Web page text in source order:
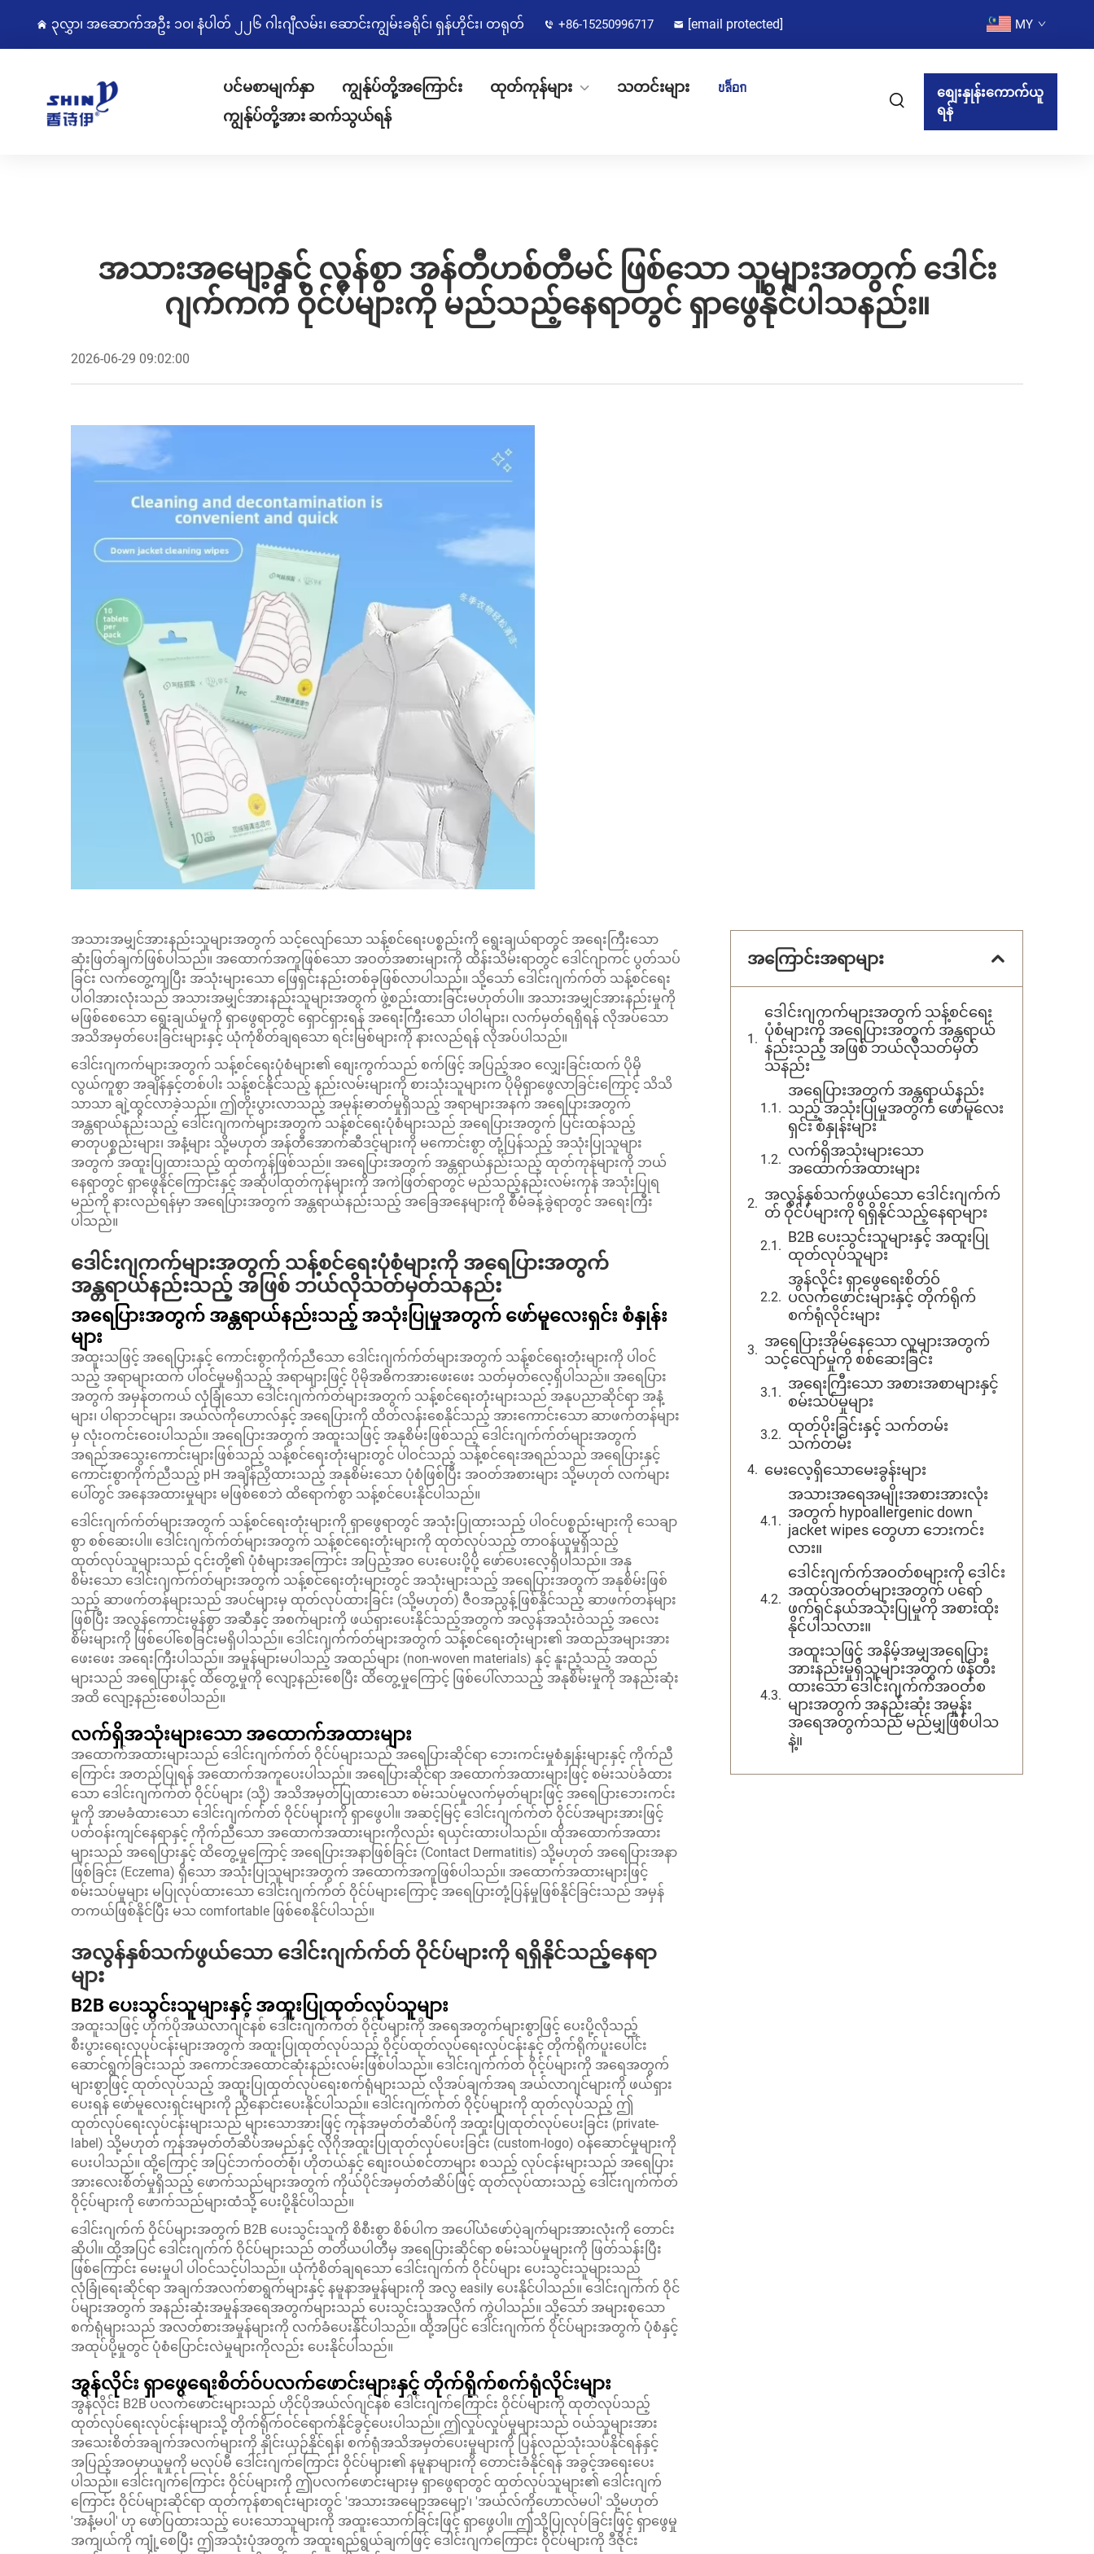
၃လွှာ၊ အဆောက်အဦး ၁၀၊ နံပါတ် ၂၂၆ ဂါးဂျီလမ်း၊ ဆောင်းကျွမ်းခရိုင်၊ ရှန်ဟိုင်း၊ တရုတ် +86-15250996717 [email protected] MY
ပင်မစာမျက်နှာ ကျွန်ုပ်တို့အကြောင်း ထုတ်ကုန်များ သတင်းများ
บล็อก
ကျွန်ုပ်တို့အား ဆက်သွယ်ရန်
စျေးနှုန်းကောက်ယူ
ရန်
အသားအမျော့နှင့် လွန်စွာ အန်တီဟစ်တီမင် ဖြစ်သော သူများအတွက် ဒေါင်း
ဂျက်ကက် ဝိုင်ပ်များကို မည်သည့်နေရာတွင် ရှာဖွေနိုင်ပါသနည်း။
2026-06-29 09:02:00
အသားအမျှင်အားနည်းသူများအတွက် သင့်လျော်သော သန့်စင်ရေးပစ္စည်းကို ရွေးချယ်ရာတွင် အရေးကြီးသော
ဆုံးဖြတ်ချက်ဖြစ်ပါသည်။ အထောက်အကူဖြစ်သော အဝတ်အစားများကို ထိန်းသိမ်းရာတွင် ဒေါင်ဂျာကင် ပွတ်သပ်
ခြင်း လက်တွေ့ကျပြီး အသုံးများသော ဖြေရှင်းနည်းတစ်ခုဖြစ်လာပါသည်။ သို့သော် ဒေါင်းဂျက်က်တ် သန့်စင်ရေး
ပါဝါအားလုံးသည် အသားအမျှင်အားနည်းသူများအတွက် ဖွဲ့စည်းထားခြင်းမဟုတ်ပါ။ အသားအမျှင်အားနည်းမှုကို
မဖြစ်စေသော ရွေးချယ်မှုကို ရှာဖွေရာတွင် ရှောင်ရှားရန် အရေးကြီးသော ပါဝါများ၊ လက်မှတ်ရရှိရန် လိုအပ်သော
အသိအမှတ်ပေးခြင်းများနှင့် ယုံကုံစိတ်ချရသော ရင်းမြစ်များကို နားလည်ရန် လိုအပ်ပါသည်။
ဒေါင်းဂျကက်များအတွက် သန့်စင်ရေးပုံစံများ၏ စျေးကွက်သည် စက်ဖြင့် အပြည့်အဝ လျှေးခြင်းထက် ပိုမို
လွယ်ကူစွာ အချိန်နှင့်တစ်ပါး သန့်စင်နိုင်သည့် နည်းလမ်းများကို စားသုံးသူများက ပိုမိုရှာဖွေလာခြင်းကြောင့် သိသိ
သာသာ ချဲ့ထွင်လာခဲ့သည်။ ဤတိုးပွားလာသည့် အမုန်းဓာတ်မှုရှိသည့် အရာများအနက် အရေပြားအတွက်
အန္တရာယ်နည်းသည့် ဒေါင်းဂျကက်များအတွက် သန့်စင်ရေးပုံစံများသည် အရေပြားအတွက် ပြင်းထန်သည့်
ဓာတုပစ္စည်းများ၊ အနံ့များ သို့မဟုတ် အန်တီအောက်ဆီဒင့်များကို မကောင်းစွာ တုံ့ပြန်သည့် အသုံးပြုသူများ
အတွက် အထူးပြုထားသည့် ထုတ်ကုန်ဖြစ်သည်။ အရေပြားအတွက် အန္တရာယ်နည်းသည့် ထုတ်ကုန်များကို ဘယ်
နေရာတွင် ရှာဖွေနိုင်ကြောင်းနှင့် အဆိုပါထုတ်ကုန်များကို အကဲဖြတ်ရာတွင် မည်သည့်နည်းလမ်းကုန် အသုံးပြုရ
မည်ကို နားလည်ရန်မှာ အရေပြားအတွက် အန္တရာယ်နည်းသည့် အခြေအနေများကို စီမံခန့်ခွဲရာတွင် အရေးကြီး
ပါသည်။
ဒေါင်းဂျကက်များအတွက် သန့်စင်ရေးပုံစံများကို အရေပြားအတွက်
အန္တရာယ်နည်းသည့် အဖြစ် ဘယ်လိုသတ်မှတ်သနည်း
အရေပြားအတွက် အန္တရာယ်နည်းသည့် အသုံးပြုမှုအတွက် ဖော်မူလေးရှင်း စံနှုန်း
များ
အထူးသဖြင့် အရေပြားနှင့် ကောင်းစွာကိုက်ညီသော ဒေါင်းဂျက်က်တ်များအတွက် သန့်စင်ရေးတုံးများကို ပါဝင်
သည့် အရာများထက် ပါဝင်မှုမရှိသည့် အရာများဖြင့် ပိုမိုအဓိကအားဖေးဖေး သတ်မှတ်လေ့ရှိပါသည်။ အရေပြား
အတွက် အမှန်တကယ် လုံခြုံသော ဒေါင်းဂျက်က်တ်များအတွက် သန့်စင်ရေးတုံးများသည် အနုပညာဆိုင်ရာ အနံ့
များ၊ ပါရာဘင်များ၊ အယ်လ်ကိုဟောလ်နှင့် အရေပြားကို ထိတ်လန်းစေနိုင်သည့် အားကောင်းသော ဆာဖက်တန်များ
မှ လုံးဝကင်းဝေးပါသည်။ အရေပြားအတွက် အထူးသဖြင့် အနုစိမ်းဖြစ်သည့် ဒေါင်းဂျက်က်တ်များအတွက်
အရည်အသွေးကောင်းများဖြစ်သည့် သန့်စင်ရေးတုံးများတွင် ပါဝင်သည့် သန့်စင်ရေးအရည်သည် အရေပြားနှင့်
ကောင်းစွာကိုက်ညီသည့် pH အချိန်ညှိထားသည့် အနုစိမ်းသော ပုံစံဖြစ်ပြီး အဝတ်အစားများ သို့မဟုတ် လက်များ
ပေါ်တွင် အနေအထားမှုများ မဖြစ်စေဘဲ ထိရောက်စွာ သန့်စင်ပေးနိုင်ပါသည်။
ဒေါင်းဂျက်က်တ်များအတွက် သန့်စင်ရေးတုံးများကို ရှာဖွေရာတွင် အသုံးပြုထားသည့် ပါဝင်ပစ္စည်းများကို သေချာ
စွာ စစ်ဆေးပါ။ ဒေါင်းဂျက်က်တ်များအတွက် သန့်စင်ရေးတုံးများကို ထုတ်လုပ်သည့် တာဝန်ယူမှုရှိသည့်
ထုတ်လုပ်သူများသည် ၎င်းတို့၏ ပုံစံများအကြောင်း အပြည့်အဝ ပေးပေးပို့ပို့ ဖော်ပေးလေ့ရှိပါသည်။ အနု
စိမ်းသော ဒေါင်းဂျက်က်တ်များအတွက် သန့်စင်ရေးတုံးများတွင် အသုံးများသည့် အရေပြားအတွက် အနုစိမ်းဖြစ်
သည့် ဆာဖက်တန်များသည် အပင်များမှ ထုတ်လုပ်ထားခြင်း (သို့မဟုတ်) ဇီဝအညွန့်ဖြစ်နိုင်သည့် ဆာဖက်တန်များ
ဖြစ်ပြီး အလွန်ကောင်းမွန်စွာ အဆီနှင့် အစက်များကို ဖယ်ရှားပေးနိုင်သည့်အတွက် အလွန်အသုံးဝဲသည့် အလေး
စိမ်းများကို ဖြစ်ပေါ်စေခြင်းမရှိပါသည်။ ဒေါင်းဂျက်က်တ်များအတွက် သန့်စင်ရေးတုံးများ၏ အထည်အများအား
ဖေးဖေး အရေးကြီးပါသည်။ အမှုန်များမပါသည့် အထည်များ (non-woven materials) နှင့် နူးညံ့သည့် အထည်
များသည် အရေပြားနှင့် ထိတွေ့မှုကို လျော့နည်းစေပြီး ထိတွေ့မှုကြောင့် ဖြစ်ပေါ်လာသည့် အနုစိမ်းမှုကို အနည်းဆုံး
အထိ လျော့နည်းစေပါသည်။
လက်ရှိအသုံးများသော အထောက်အထားများ
အထောက်အထားများသည် ဒေါင်းဂျက်က်တ် ဝိုင်ပ်များသည် အရေပြားဆိုင်ရာ ဘေးကင်းမှုစံနှုန်းများနှင့် ကိုက်ညီ
ကြောင်း အတည်ပြုရန် အထောက်အကူပေးပါသည်။ အရေပြားဆိုင်ရာ အထောက်အထားများဖြင့် စမ်းသပ်ခံထား
သော ဒေါင်းဂျက်က်တ် ဝိုင်ပ်များ (သို့) အသိအမှတ်ပြုထားသော စမ်းသပ်မှုလက်မှတ်များဖြင့် အရေပြားဘေးကင်း
မှုကို အာမခံထားသော ဒေါင်းဂျက်က်တ် ဝိုင်ပ်များကို ရှာဖွေပါ။ အဆင့်မြင့် ဒေါင်းဂျက်က်တ် ဝိုင်ပ်အများအားဖြင့်
ပတ်ဝန်းကျင်နေရာနှင့် ကိုက်ညီသော အထောက်အထားများကိုလည်း ရယှင်းထားပါသည်။ ထိုအထောက်အထား
များသည် အရေပြားနှင့် ထိတွေ့မှုကြောင့် အရေပြားအနာဖြစ်ခြင်း (Contact Dermatitis) သို့မဟုတ် အရေပြားအနာ
ဖြစ်ခြင်း (Eczema) ရှိသော အသုံးပြုသူများအတွက် အထောက်အကူဖြစ်ပါသည်။ အထောက်အထားများဖြင့်
စမ်းသပ်မှုများ မပြုလုပ်ထားသော ဒေါင်းဂျက်က်တ် ဝိုင်ပ်များကြောင့် အရေပြားတုံ့ပြန်မှုဖြစ်နိုင်ခြင်းသည် အမှန်
တကယ်ဖြစ်နိုင်ပြီး မသ comfortable ဖြစ်စေနိုင်ပါသည်။
အလွန်နှစ်သက်ဖွယ်သော ဒေါင်းဂျက်က်တ် ဝိုင်ပ်များကို ရရှိနိုင်သည့်နေရာ
များ
B2B ပေးသွင်းသူများနှင့် အထူးပြုထုတ်လုပ်သူများ
အထူးသဖြင့် ဟိုက်ပိုအယ်လာဂျင်နစ် ဒေါင်းဂျက်က်တ် ဝိုင့်ပ်များကို အရေအတွက်များစွာဖြင့် ပေးပို့လိုသည့်
စီးပွားရေးလုပုပ်ငန်းများအတွက် အထူးပြုထုတ်လုပ်သည့် ဝိုင့်ပ်ထုတ်လုပ်ရေးလုပ်ငန်းနှင့် တိုက်ရိုက်ပူးပေါင်း
ဆောင်ရွက်ခြင်းသည် အကောင်အထောင်ဆုံးနည်းလမ်းဖြစ်ပါသည်။ ဒေါင်းဂျက်က်တ် ဝိုင့်ပ်များကို အရေအတွက်
များစွာဖြင့် ထုတ်လုပ်သည့် အထူးပြုထုတ်လုပ်ရေးစက်ရုံများသည် လိုအပ်ချက်အရ အယ်လာဂျင်များကို ဖယ်ရှား
ပေးရန် ဖော်မူလေးရှင်းများကို ညှိနောင်းပေးနိုင်ပါသည်။ ဒေါင်းဂျက်က်တ် ဝိုင့်ပ်များကို ထုတ်လုပ်သည့် ဤ
ထုတ်လုပ်ရေးလုပ်ငန်းများသည် များသောအားဖြင့် ကုန်အမှတ်တံဆိပ်ကို အထူးပြုထုတ်လုပ်ပေးခြင်း (private-
label) သို့မဟုတ် ကုန်အမှတ်တံဆိပ်အမည်နှင့် လိုဂိုအထူးပြုထုတ်လုပ်ပေးခြင်း (custom-logo) ဝန်ဆောင်မှုများကို
ပေးပါသည်။ ထို့ကြောင့် အပြင်ဘက်ဝတ်စုံ၊ ဟိုတယ်နှင့် စျေးဝယ်စင်တာများ စသည့် လုပ်ငန်းများသည် အရေပြား
အားလေးစိတ်မှုရှိသည့် ဖောက်သည်များအတွက် ကိုယ်ပိုင်အမှတ်တံဆိပ်ဖြင့် ထုတ်လုပ်ထားသည့် ဒေါင်းဂျက်က်တ်
ဝိုင့်ပ်များကို ဖောက်သည်များထံသို့ ပေးပို့နိုင်ပါသည်။
ဒေါင်းဂျက်က် ဝိုင်ပ်များအတွက် B2B ပေးသွင်းသူကို စိစီးစွာ စိစ်ပါက အပေါ်ယံဖော်ပဲ့ချက်များအားလုံးကို တောင်း
ဆိုပါ။ ထို့အပြင် ဒေါင်းဂျက်က် ဝိုင်ပ်များသည် တတိယပါတီမှ အရေပြားဆိုင်ရာ စမ်းသပ်မှုများကို ဖြတ်သန်းပြီး
ဖြစ်ကြောင်း မေးမှုပါ ပါဝင်သင့်ပါသည်။ ယုံကုံစိတ်ချရသော ဒေါင်းဂျက်က် ဝိုင်ပ်များ ပေးသွင်းသူများသည်
လုံခြုံရေးဆိုင်ရာ အချက်အလက်စာရွက်များနှင့် နမူနာအမှုန်များကို အလွ easily ပေးနိုင်ပါသည်။ ဒေါင်းဂျက်က် ဝိုင်
ပ်များအတွက် အနည်းဆုံးအမှုန်အရေအတွက်များသည် ပေးသွင်းသူအလိုက် ကွဲပါသည်။ သို့သော် အများစုသော
စက်ရုံများသည် အလတ်စားအမှုန်များကို လက်ခံပေးနိုင်ပါသည်။ ထို့အပြင် ဒေါင်းဂျက်က် ဝိုင်ပ်များအတွက် ပုံစံနှင့်
အထုပ်ပို့မှုတွင် ပုံစံပြောင်းလဲမှုများကိုလည်း ပေးနိုင်ပါသည်။
အွန်လိုင်း ရှာဖွေရေးစိတ်ဝ်ပလက်ဖောင်းများနှင့် တိုက်ရိုက်စက်ရုံလိုင်းများ
အွန်လိုင်း B2B ပလက်ဖောင်းများသည် ဟိုင်ပိုအယ်လ်ဂျင်နစ် ဒေါင်းဂျက်ကြောင်း ဝိုင်ပ်များကို ထုတ်လုပ်သည့်
ထုတ်လုပ်ရေးလုပ်ငန်းများသို့ တိုက်ရိုက်ဝင်ရောက်နိုင်ခွင့်ပေးပါသည်။ ဤလှုပ်လှုပ်မှုများသည် ဝယ်သူများအား
အသေးစိတ်အချက်အလက်များကို နှိုင်းယှဉ်နိုင်ရန်၊ စက်ရုံအသိအမှတ်ပေးမှုများကို ပြန်လည်သုံးသပ်နိုင်ရန်နှင့်
အပြည့်အဝမှာယူမှုကို မလုပ်မီ ဒေါင်းဂျက်ကြောင်း ဝိုင်ပ်များ၏ နမူနာများကို တောင်းခံနိုင်ရန် အခွင့်အရေးပေး
ပါသည်။ ဒေါင်းဂျက်ကြောင်း ဝိုင်ပ်များကို ဤပလက်ဖောင်းများမှ ရှာဖွေရာတွင် ထုတ်လုပ်သူများ၏ ဒေါင်းဂျက်
ကြောင်း ဝိုင်ပ်များဆိုင်ရာ ထုတ်ကုန်စာရင်းများတွင် 'အသားအမျော့အမျော့'၊ 'အယ်လ်ကိုဟောလ်မပါ' သို့မဟုတ်
'အနံ့မပါ' ဟု ဖော်ပြထားသည့် ပေးသောသူများကို အထူးသောက်ခြင်းဖြင့် ရှာဖွေပါ။ ဤသို့ပြုလုပ်ခြင်းဖြင့် ရှာဖွေမှု
အကျယ်ကို ကျုံ့စေပြီး ဤအသုံးပုံအတွက် အထူးရည်ရွယ်ချက်ဖြင့် ဒေါင်းဂျက်ကြောင်း ဝိုင်ပ်များကို ဒီဇိုင်း
အကြောင်းအရာများ
ဒေါင်းဂျကက်များအတွက် သန့်စင်ရေး
ပုံစံများကို အရေပြားအတွက် အန္တရာယ်
နည်းသည့် အဖြစ် ဘယ်လိုသတ်မှတ်
သနည်း
အရေပြားအတွက် အန္တရာယ်နည်း
သည့် အသုံးပြုမှုအတွက် ဖော်မူလေး
ရှင်း စံနှုန်းများ
လက်ရှိအသုံးများသော
အထောက်အထားများ
အလွန်နှစ်သက်ဖွယ်သော ဒေါင်းဂျက်က်
တ် ဝိုင်ပ်များကို ရရှိနိုင်သည့်နေရာများ
B2B ပေးသွင်းသူများနှင့် အထူးပြု
ထုတ်လုပ်သူများ
အွန်လိုင်း ရှာဖွေရေးစိတ်ဝ်
ပလက်ဖောင်းများနှင့် တိုက်ရိုက်
စက်ရုံလိုင်းများ
အရေပြားအိုမ်နေသော လူများအတွက်
သင့်လျော်မှုကို စစ်ဆေးခြင်း
အရေးကြီးသော အစားအစာများနှင့်
စမ်းသပ်မှုများ
ထုတ်ပိုးခြင်းနှင့် သက်တမ်း
သက်တမ်း
မေးလေ့ရှိသောမေးခွန်းများ
အသားအရေအမျိုးအစားအားလုံး
အတွက် hypoallergenic down
jacket wipes တွေဟာ ဘေးကင်း
လား။
ဒေါင်းဂျက်က်အဝတ်စများကို ဒေါင်း
အထုပ်အဝတ်များအတွက် ပရော်
ဖက်ရှင်နယ်အသုံးပြုမှုကို အစားထိုး
နိုင်ပါသလား။
အထူးသဖြင့် အနိမ့်အမျှအရေပြား
အားနည်းမှုရှိသူများအတွက် ဖန်တီး
ထားသော ဒေါင်းဂျက်က်အဝတ်စ
များအတွက် အနည်းဆုံး အမှုန်း
အရေအတွက်သည် မည်မျှဖြစ်ပါသ
နဲ့။